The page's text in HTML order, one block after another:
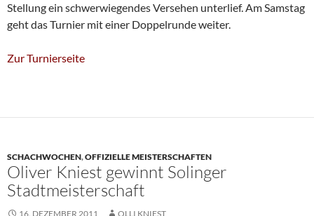
Stellung ein schwerwiegendes Versehen unterlief. Am Samstag
geht das Turnier mit einer Doppelrunde weiter.
Zur Turnierseite
SCHACHWOCHEN,OFFIZIELLE MEISTERSCHAFTEN
Oliver Kniest gewinnt Solinger
Stadtmeisterschaft
16. DEZEMBER 2011 OLLI KNIEST